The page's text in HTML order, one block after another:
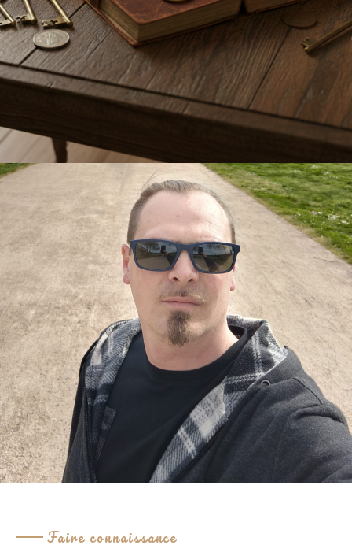
Faire connaissance